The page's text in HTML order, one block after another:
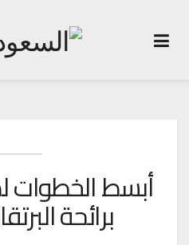
أبسط
برائحة